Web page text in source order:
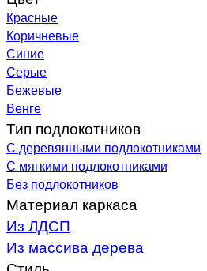
Красные
Коричневые
Синие
Серые
Бежевые
Венге
Тип подлокотников
С деревянными подлокотниками
С мягкими подлокотниками
Без подлокотников
Материал каркаса
Из ЛДСП
Из массива дерева